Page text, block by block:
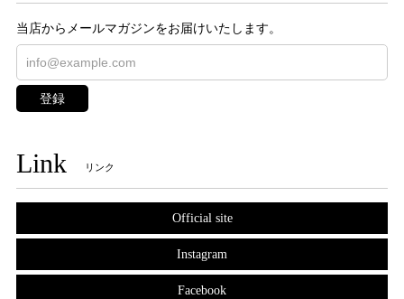
当店からメールマガジンをお届けいたします。
登録
Link リンク
Official site
Instagram
Facebook